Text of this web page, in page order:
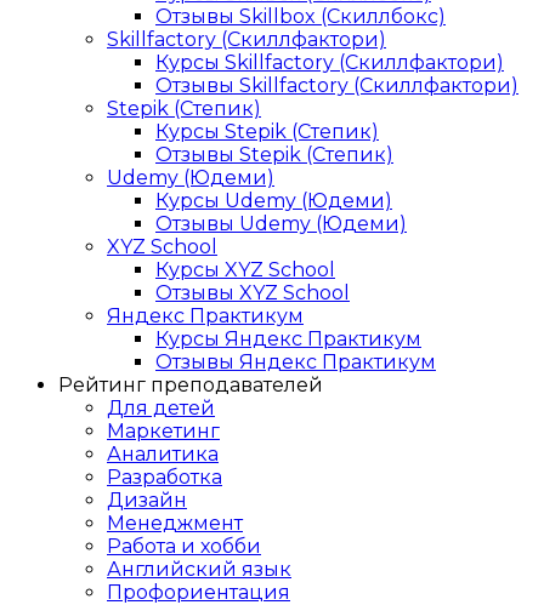
Отзывы Skillbox (Скиллбокс)
Skillfactory (Скиллфактори)
Курсы Skillfactory (Скиллфактори)
Отзывы Skillfactory (Скиллфактори)
Stepik (Степик)
Курсы Stepik (Степик)
Отзывы Stepik (Степик)
Udemy (Юдеми)
Курсы Udemy (Юдеми)
Отзывы Udemy (Юдеми)
XYZ School
Курсы XYZ School
Отзывы XYZ School
Яндекс Практикум
Курсы Яндекс Практикум
Отзывы Яндекс Практикум
Рейтинг преподавателей
Для детей
Маркетинг
Аналитика
Разработка
Дизайн
Менеджмент
Работа и хобби
Английский язык
Профориентация